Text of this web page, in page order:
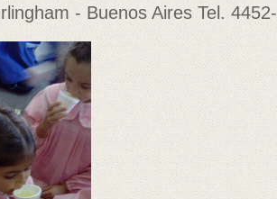
- Buenos Aires Tel.